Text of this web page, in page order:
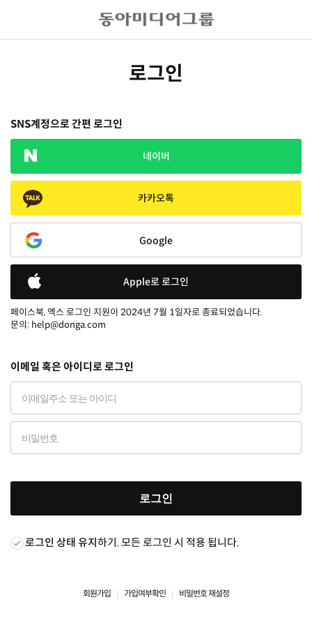
로그인
SNS계정으로 간편 로그인
네이버
카카오톡
Google
Apple로 로그인
페이스북, 엑스 로그인 지원이 2024년 7월 1일자로 종료되었습니다.
문의: help@donga.com
이메일 혹은 아이디로 로그인
로그인
로그인 상태 유지하기. 모든 로그인 시 적용 됩니다.
회원가입 가입여부확인 비밀번호 재설정